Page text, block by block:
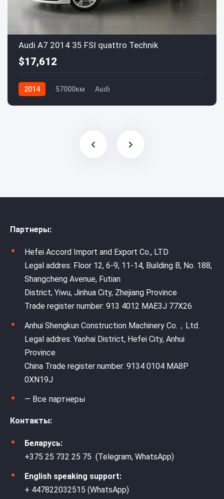
Audi A7 2014 35 FSI quattro Technik
$17,612
2014 57000км Audi
Партнеры:
Hefei Accord Import and Export Co., LTD
Legal addres: Floor 12, 6-9, 11-14, Building B, No. 188,
Shangcheng Avenue, Futian
District, Yiwu, Jinhua City, Zhejiang Province
Trade register number: 913 4012 MAE3J 77X26
Anhui Shengkun Construction Machinery Co.，Ltd.
Legal addres: Yaohai District, Hefei City, Anhui
Province
China Trade register number: 9134 0104 MA8P
0XN19J
— Все партнеры
Контакты:
Беларусь:
+375 25 732 25 75 (Telegram, WhatsApp)
English speaking support:
+ 447822032515 (WhatsApp)